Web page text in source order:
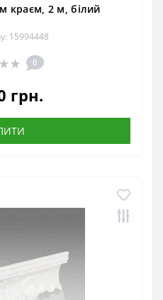
краєм, 2 м, білий
15994448
0
грн.